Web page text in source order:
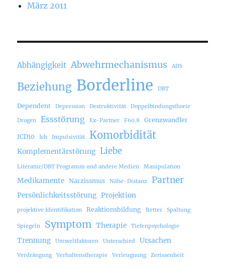
März 2011
Abhängigkeit Abwehrmechanismus ADS
Beziehung Borderline DBT
Dependent Depression Destruktivität Doppelbindungsthorie
Drogen Essstörung Ex-Partner F60.8 Grenzwandler
ICD10 Ich Impulsivität Komorbidität
Komplementärstörung Liebe
Literatur/DBT Programm und andere Medien Manipulation
Medikamente Narzissmus Nähe-Distanz Partner
Persönlichkeitsstörung Projektion
projektive Identifikation Reaktionsbildung Retter Spaltung
Spiegeln Symptom Therapie Tiefenpsychologie
Trennung Umweltfaktoren Unterschied Ursachen
Verdrängung Verhaltenstherapie Verleugnung Zerissenheit